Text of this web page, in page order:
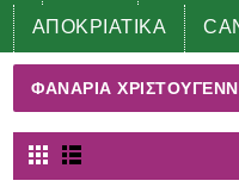
ΑΠΟΚΡΙΑΤΙΚΑ
ΦΑΝΑΡΙΑ
ΦΑΝΑΡΙΑ